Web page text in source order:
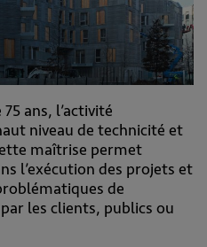
ans, l’activité
niveau de technicité et
maîtrise permet
l’exécution des projets et
de
les clients, publics ou